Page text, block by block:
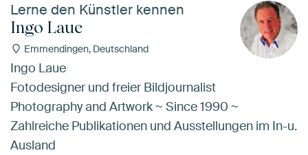
Lerne den Künstler kennen
Ingo Laue
Emmendingen, Deutschland
Ingo Laue
Fotodesigner und freier Bildjournalist
Photography and Artwork ~ Since 1990 ~
Zahlreiche Publikationen und Ausstellungen im In-u.
Ausland